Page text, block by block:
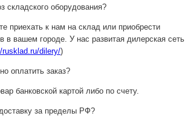
складского оборудования?
приехать к нам на склад или приобрести
в вашем городе. У нас развитая дилерская сеть
dilery/)
оплатить заказ?
банковской картой либо по счету.
за пределы РФ?